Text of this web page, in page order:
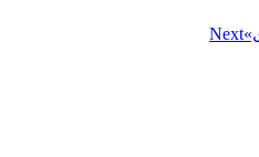
Next